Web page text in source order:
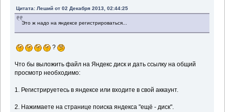
Цитата: Леший от 02 Декабря 2013, 02:44:25
Это ж надо на яндексе регистрироваться...
?
Что бы выложить файл на Яндекс диск и дать ссылку на общий
просмотр необходимо:
1. Регистрируетесь в яндексе или входите в свой аккаунт.
2. Нажимаете на странице поиска яндекса "ещё - диск".